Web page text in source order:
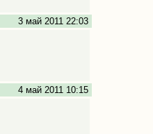
3 май 2011 22:03
4 май 2011 10:15